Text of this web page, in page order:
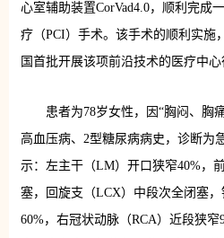
心室辅助装置CorVad4.0，顺利完成
疗（PCI）手术。该手术的顺利实施
国首批开展该项前沿技术的医疗中心
患者为78岁女性，因“胸闷、胸
高血压病、2型糖尿病病史，诊断为
示：左主干（LM）开口狭窄40%，
塞，回旋支（LCX）中段次全闭塞
60%，右冠状动脉（RCA）近段狭窄